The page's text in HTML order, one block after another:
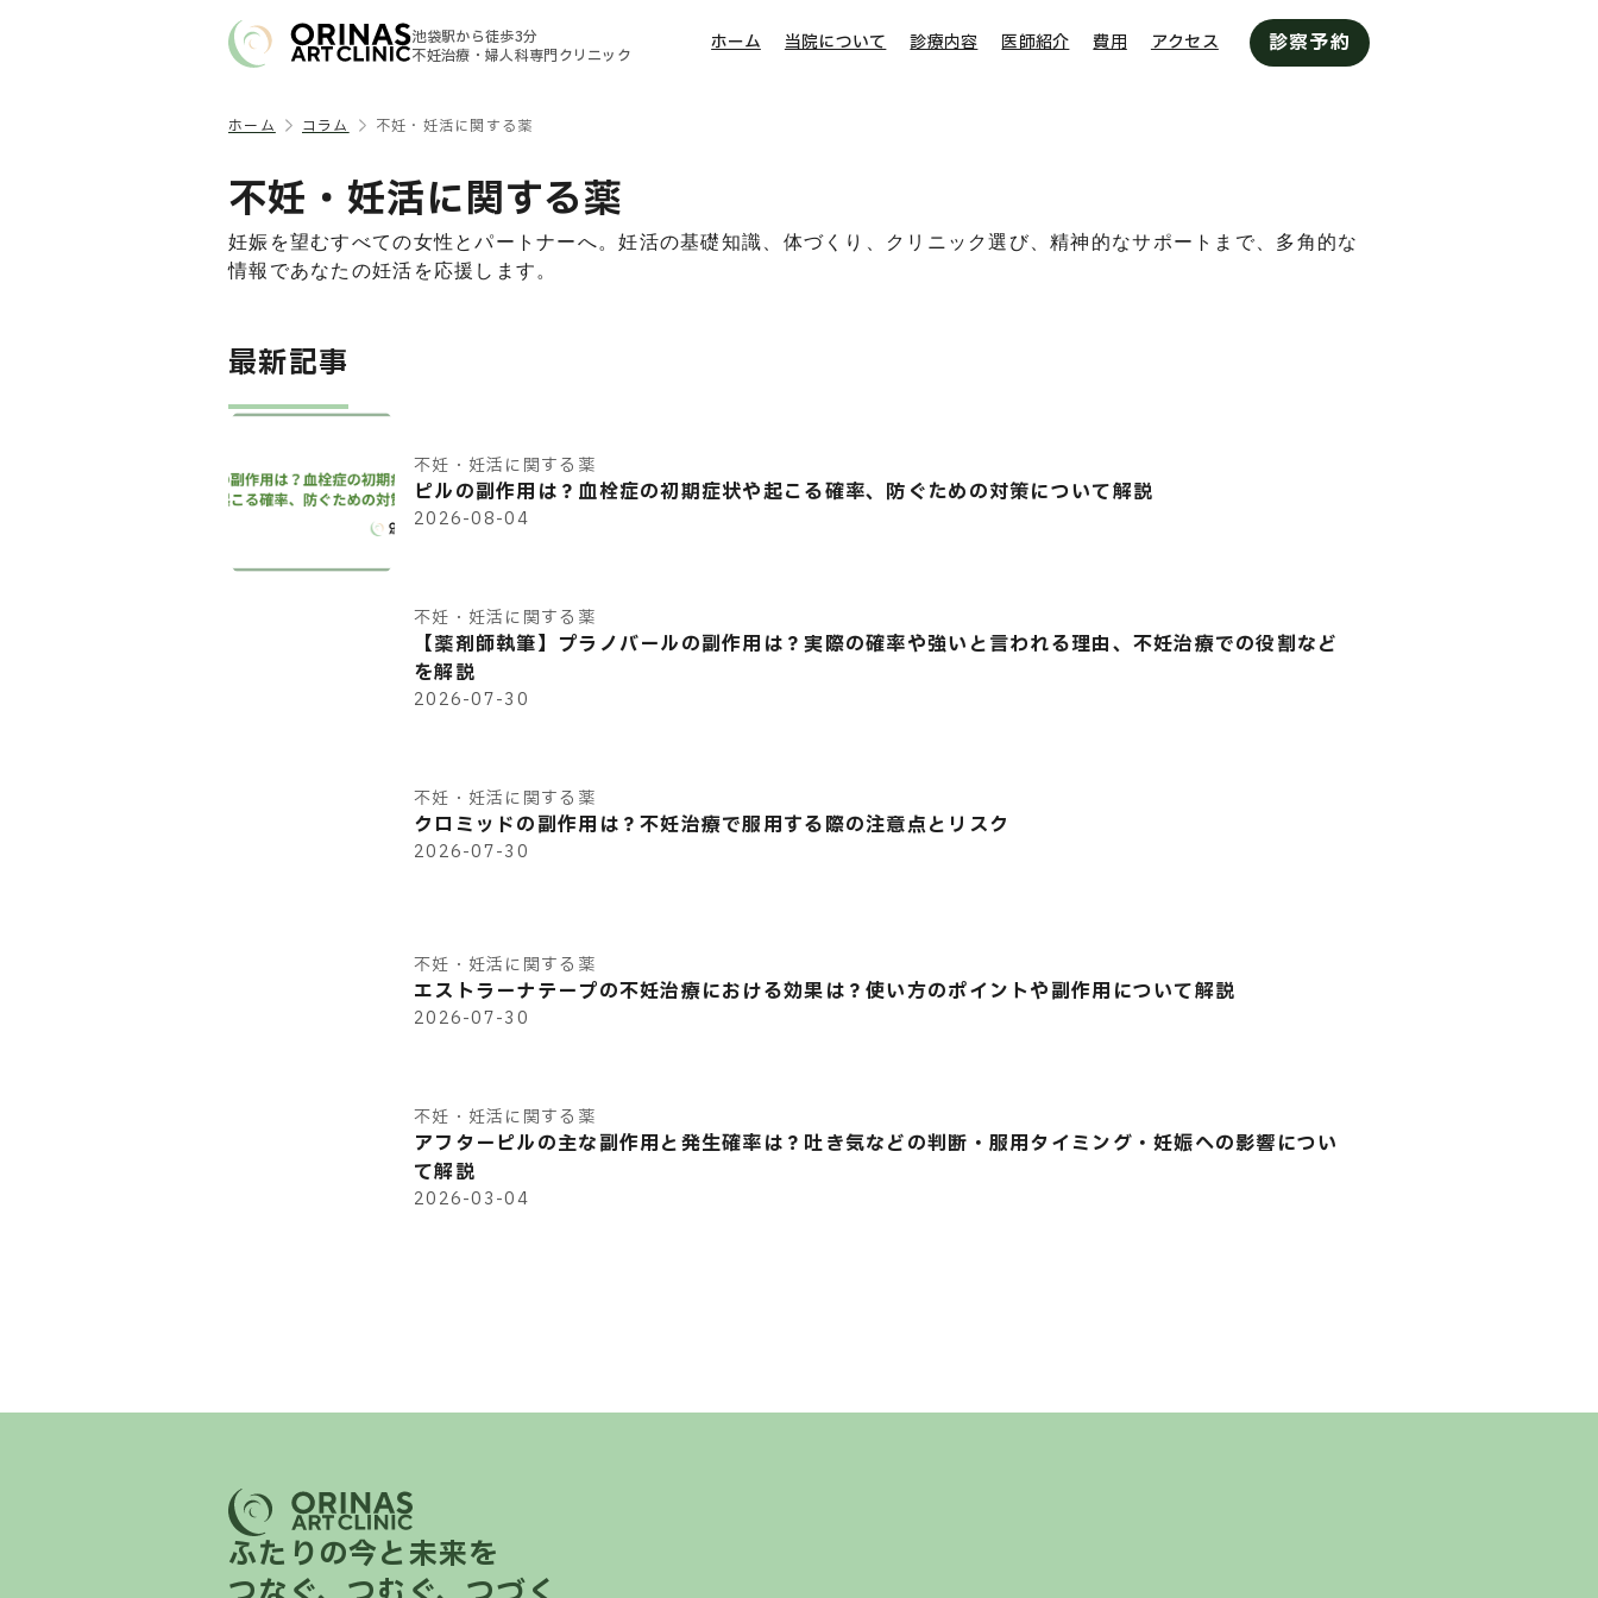
池袋駅から徒歩3分
不妊治療・婦人科専門クリニック
ホーム 当院について 診療内容 医師紹介 費用 アクセス 診察予約
ホーム コラム 不妊・妊活に関する薬
不妊・妊活に関する薬
妊娠を望むすべての女性とパートナーへ。妊活の基礎知識、体づくり、クリニック選び、精神的なサポートまで、多角的な
情報であなたの妊活を応援します。
最新記事
不妊・妊活に関する薬
ピルの副作用は？血栓症の初期症状や起こる確率、防ぐための対策について解説
2026-08-04
不妊・妊活に関する薬
【薬剤師執筆】プラノバールの副作用は？実際の確率や強いと言われる理由、不妊治療での役割など
を解説
2026-07-30
不妊・妊活に関する薬
クロミッドの副作用は？不妊治療で服用する際の注意点とリスク
2026-07-30
不妊・妊活に関する薬
エストラーナテープの不妊治療における効果は？使い方のポイントや副作用について解説
2026-07-30
不妊・妊活に関する薬
アフターピルの主な副作用と発生確率は？吐き気などの判断・服用タイミング・妊娠への影響につい
て解説
2026-03-04
ふたりの今と未来を